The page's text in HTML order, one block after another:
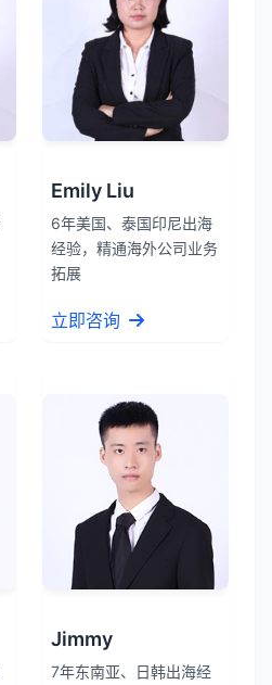
Emily Liu
6年美国、泰国印尼出海
经验，精通海外公司业务
拓展
立即咨询
Jimmy
7年东南亚、日韩出海经